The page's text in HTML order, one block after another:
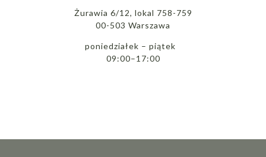
Żurawia 6/12, lokal 758-759
00-503 Warszawa
poniedziałek – piątek
09:00–17:00